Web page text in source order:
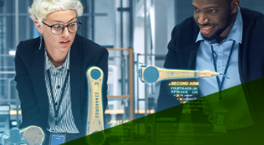
Praxis & Unternehmen
Hochschule
Infoveranstaltungen